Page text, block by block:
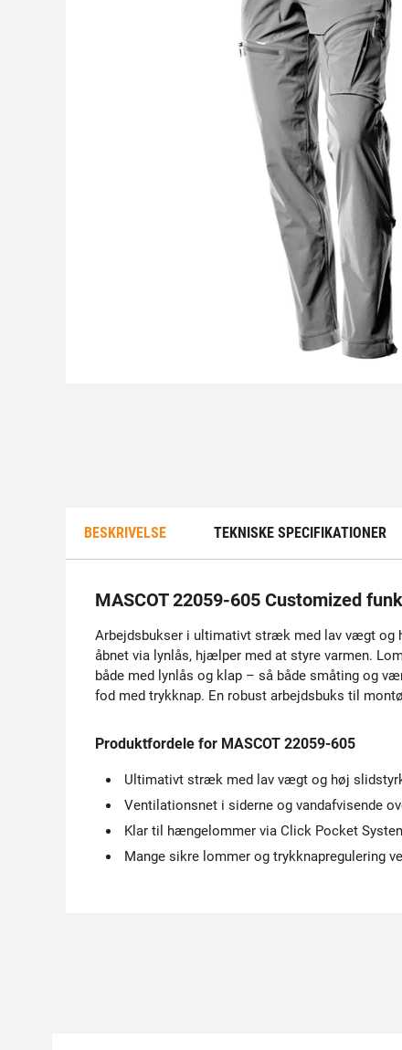
BESKRIVELSE TEKNISKE SPECIFIKATIONER
MASCOT 22059-605 Customized
Arbejdsbukser i ultimativt stræk med lav vægt og
åbnet via lynlås, hjælper med at styre varmen.
både med lynlås og klap – så både småting og
fod med trykknap. En robust arbejdsbuks til
Produktfordele for MASCOT 22059-605
Ultimativt stræk med lav vægt og høj
Ventilationsnet i siderne og vandafvisende
Klar til hængelommer via Click Pocket
Mange sikre lommer og trykknapregulering